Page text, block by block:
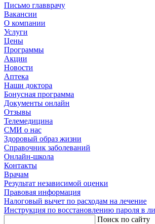
Письмо главврачу
Вакансии
О компании
Услуги
Цены
Программы
Акции
Новости
Аптека
Наши доктора
Бонусная программа
Документы онлайн
Отзывы
Телемедицина
СМИ о нас
Здоровый образ жизни
Справочник заболеваний
Онлайн-школа
Контакты
Врачам
Результат независимой оценки
Правовая информация
Налоговый вычет по расходам на лечение
Инструкция по восстановлению пароля в
Поиск по сайту